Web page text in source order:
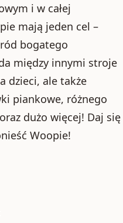
i w całej
mają jeden cel –
bogatego
między innymi stroje
dzieci, ale także
piankowe, różnego
dużo więcej! Daj się
Woopie!